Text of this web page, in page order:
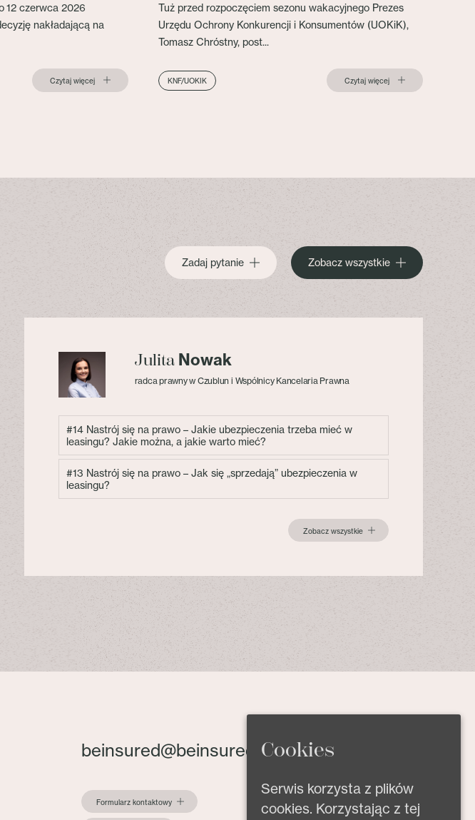
12 czerwca 2026
nakładającą na
Czytaj więcej
Tuż przed rozpoczęciem sezonu wakacyjnego Prezes
Urzędu Ochrony Konkurencji i Konsumentów (UOKiK),
Tomasz Chróstny, post...
KNF/UOKIK Czytaj więcej
Zadaj pytanie Zobacz wszystkie
Julita Nowak
radca prawny w Czublun i Wspólnicy Kancelaria Prawna
#14 Nastrój się na prawo – Jakie ubezpieczenia trzeba mieć w
leasingu? Jakie można, a jakie warto mieć?
#13 Nastrój się na prawo – Jak się „sprzedają” ubezpieczenia w
leasingu?
Zobacz wszystkie
beinsured@beinsured.pl
Formularz kontaktowy
Cookies
Serwis korzysta z plików
cookies. Korzystając z tej